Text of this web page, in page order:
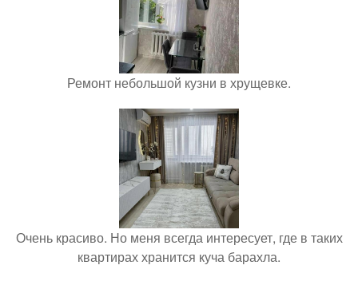
Ремонт небольшой кузни в хрущевке.
Очень красиво. Но меня всегда интересует, где в таких
квартирах хранится куча барахла.